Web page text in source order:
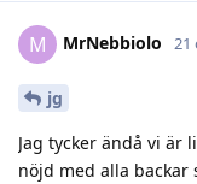
M MrNebbiolo 21
jg
Jag tycker ändå vi är
nöjd med alla backar